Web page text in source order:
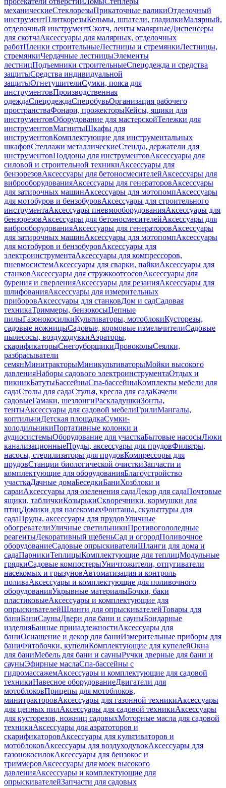
механическиеСтеклорезыПрикаточные валикиОтделочный
инструментПлиткорезыКельмы, шпатели, гладилкиМалярный,
отделочный инструментСкотч, ленты малярныеДиспенсеры
для скотчаАксессуары для малярных, отделочных
работПленки строительныеЛестницы и стремянкиЛестницы,
стремянкиЧердачные лестницыЭлементы
лестницПодъемники строительныеСпецодежда и средства
защитыСредства индивидуальной
защитыОгнетушителиСумки, пояса для
инструментовПроизводственная
одеждаСпецодеждаСпецобувьОрганизация рабочего
пространстваФонари, прожекторыКейсы, ящики для
инструментовОборудование для мастерскойТележки для
инструментовМагнитыШкафы для
инструментовКомплектующие для инструментальных
шкафовСтеллажи металлическиеСтенды, держатели для
инструментовПоддоны для инструментовАксессуары для
силовой и строительной техникиАксессуары для
бензорезовАксессуары для бетоносмесителейАксессуары для
виброоборудованияАксессуары для генераторовАксессуары
для затирочных машинАксессуары для мотопомпАксессуары
для мотобуров и бензобуровАксессуары для строительного
инструментаАксессуары пневмооборудованияАксессуары для
бензорезовАксессуары для бетоносмесителейАксессуары для
виброоборудованияАксессуары для генераторовАксессуары
для затирочных машинАксессуары для мотопомпАксессуары
для мотобуров и бензобуровАксессуары для
электроинструментаАксессуары для компрессоров,
пневмосистемАксессуары для сварки, пайкиАксессуары для
станковАксессуары для стружкоотсосовАксессуары для
бурения и сверленияАксессуары для резанияАксессуары для
шлифованияАксессуары для измерительных
приборовАксессуары для станковДом и садСадовая
техникаТриммеры, бензокосыЦепные
пилыГазонокосилкиКультиваторы, мотоблокиКусторезы,
садовые ножницыСадовые, кормовые измельчителиСадовые
пылесосы, воздуходувкиАэраторы,
скарификаторыСнегоуборщикиДровоколыСеялки,
разбрасыватели
семянМинитракторыМиникультиваторыМойки высокого
давленияНаборы садового электроинструментаОтдых и
пикникБатутыБассейныСпа-бассейныКомплекты мебели для
садаСтолы для садаСтулья, кресла для садаКачели
садовыеГамаки, шезлонгиРаскладушкиЗонты,
тентыАксессуары для садовой мебелиГрилиМангалы,
коптильниДетская площадкаСумки-
холодильникиПортативные колонки и
аудиосистемыОборудование для участкаБытовые насосыЛюки
канализационныеПруды, аксессуары для прудовФильтры,
насосы, стерилизаторы для прудовКомпрессоры для
прудовСтанции биологической очисткиЗапчасти и
комплектующие для оборудованияБлагоустройство
участкаДачные домаБеседкиБаниХозблоки и
сараиАксессуары для озеленения садаДекор для садаПочтовые
ящики, табличкиКозырькиСкворечники, кормушки для
птицДомики для насекомыхФонтаны, скульптуры для
садаПруды, аксессуары для прудовУличные
обогревателиУличные светильникиПротивогололедные
реагентыДекоративный щебеньСад и огородПоливочное
оборудованиеСадовые опрыскивателиШланги для дома и
садаПарникиТеплицыКомплектующие для теплицМодульные
грядкиСадовые компостерыУничтожители, отпугиватели
насекомых и грызуновАвтоматизация и контроль
поливаАксессуары и комплектующие для поливочного
оборудованияУкрывные материалыБочки, баки
пластиковыеАксессуары и комплектующие для
опрыскивателейШланги для опрыскивателейТовары для
баниБаниСауныДвери для бани и сауныБондарные
изделияБанные принадлежностиАксессуары для
баниОснащение и декор для баниИзмерительные приборы для
баниФитобочки, купелиКомплектующие для купелейОкна
для баниМебель для бани и сауныРучки дверные для бани и
сауныЭфирные маслаСпа-бассейны с
гидромассажемАксессуары и комплектующие для садовой
техникиНавесное оборудованиеДвигатели для
мотоблоковПрицепы для мотоблоков,
минитракторовАксессуары для газонной техникиАксессуары
для цепных пилАксессуары для садовой техникиАксессуары
для кусторезов, ножниц садовыхМоторные масла для садовой
техникиАксессуары для аэратоторов и
скарификаторовАксессуары для культиваторов и
мотоблоковАксессуары для воздуходувокАксессуары для
газонокосилокАксессуары для бензокос и
триммеровАксессуары для моек высокого
давленияАксессуары и комплектующие для
опрыскивателейЗапчасти для садовых